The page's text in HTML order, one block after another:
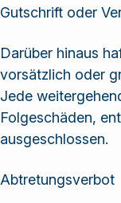
Gutschrift oder
Darüber hinaus
vorsätzlich oder
Jede
Folgeschäden,
ausgeschlossen.
Abtretungsverbot